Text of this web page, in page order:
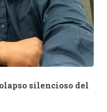
silencioso del